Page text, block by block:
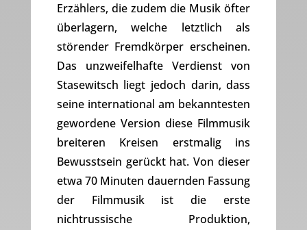
Erzählers, die zudem die Musik öfter
überlagern, welche letztlich als
störender Fremdkörper erscheinen.
Das unzweifelhafte Verdienst von
Stasewitsch liegt jedoch darin, dass
seine international am bekanntesten
gewordene Version diese Filmmusik
breiteren Kreisen erstmalig ins
Bewusstsein gerückt hat. Von dieser
etwa 70 Minuten dauernden Fassung
der Filmmusik ist die erste
nichtrussische Produktion,